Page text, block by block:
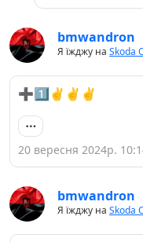
bmwandron
Я їжджу на Skoda
➕1️⃣✌️✌️✌️
20 вересня 2024р.
bmwandron
Я їжджу на Skoda